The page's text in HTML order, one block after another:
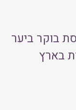
בוקר ביער
בארץ